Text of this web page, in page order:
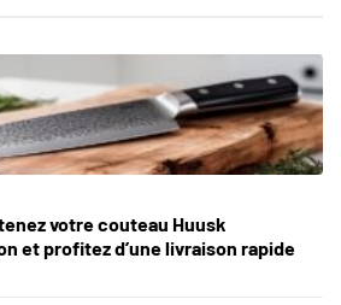
votre couteau Huusk
et profitez d’une livraison rapide